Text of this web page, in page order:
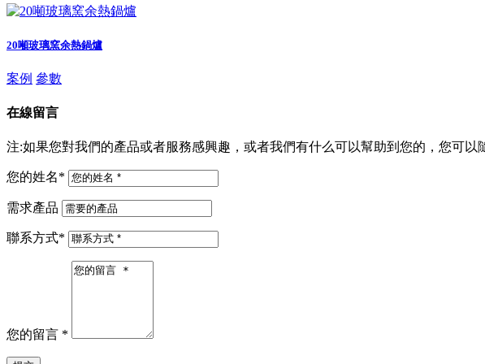
20噸玻璃窯余熱鍋爐
案例 參數
在線留言
注:如果您對我們的產品或者服務感興趣，或者我們有什么可以幫助到您的，您可以
您的姓名*
需求產品
聯系方式*
您的留言 *